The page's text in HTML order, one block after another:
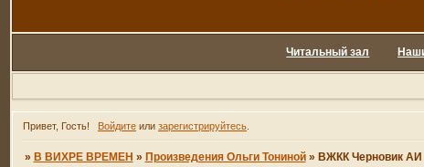
Читальный зал
Привет, Гость! Войдитеили зарегистрируйтесь.
» В ВИХРЕ ВРЕМЕН » Произведения Ольги Тониной » ВЖКК Черновик АИ